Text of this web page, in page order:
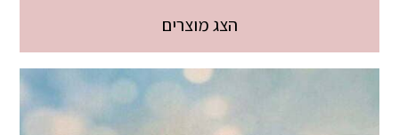
הצג מוצרים